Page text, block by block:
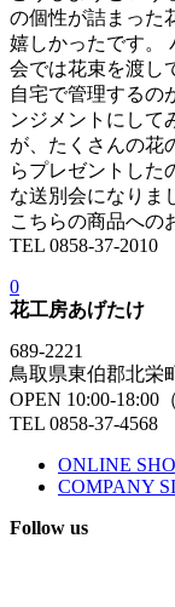
の個性が詰まった
嬉しかったです。
会では花束を渡し
自宅で管理するの
ンジメントにして
が、たくさんの花
らプレゼントした
な送別会になりま
こちらの商品への
TEL 0858-37-2010
0
花工房あげたけ
689-2221
鳥取県東伯郡北栄
OPEN 10:00-18:00
TEL 0858-37-4568
ONLINE
COMPANY
Follow us